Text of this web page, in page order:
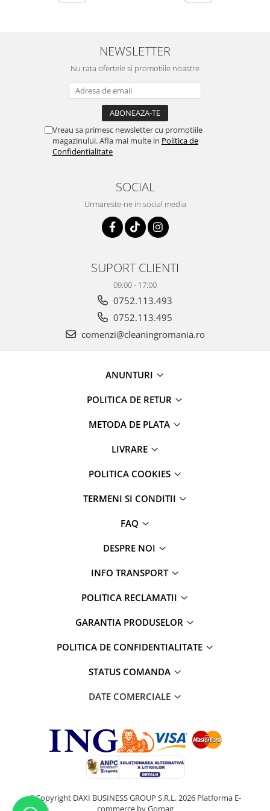
Dispensere hartie igienica si
Dozatoare sapun lichid si
Dozatoare sapun spuma si
consumabile
Dozatoare solutii igienizare si
Dispenser acoperitori incaltaminte
Rola cearceaf medical si lavete
Role hartie industriala
Cosmetice & Ingrijire Personala
Sapun lichid,solid , spuma si sare
Parfumuri si seturi cadouri
tratamente pentru par
Bureti pentru baie si accesorii
Cosmetice naturale
Cosmetice pentru barbati
Vopsea de par
Recomandarea DAXI
Produse brand DAXI
% REDUCERI PRODUSE
Articole ingrijire incaltaminte
Jocuri & Divertisment
Papetarie si Creativitate
PetShop
NEWSLETTER
Nu rata ofertele si promotiile noastre
Vreau sa primesc newsletter cu promotiile
magazinului. Afla mai multe in Politica de
Confidentialitate
SOCIAL
Urmareste-ne in social media
SUPORT CLIENTI
09:00 - 17:00
0752.113.493
0752.113.495
comenzi@cleaningromania.ro
ANUNTURI
POLITICA DE RETUR
METODA DE PLATA
LIVRARE
POLITICA COOKIES
TERMENI SI CONDITII
FAQ
DESPRE NOI
INFO TRANSPORT
POLITICA RECLAMATII
GARANTIA PRODUSELOR
POLITICA DE CONFIDENTIALITATE
STATUS COMANDA
DATE COMERCIALE
©Copyright DAXI BUSINESS GROUP S.R.L. 2026 Platforma E-